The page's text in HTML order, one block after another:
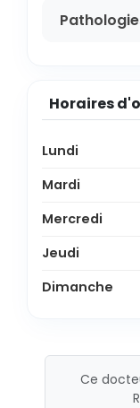
Horaires
Lundi
Mardi
Mercredi
Jeudi
Dimanche
Ce